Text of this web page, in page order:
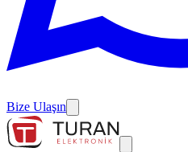
Bize Ulaşın